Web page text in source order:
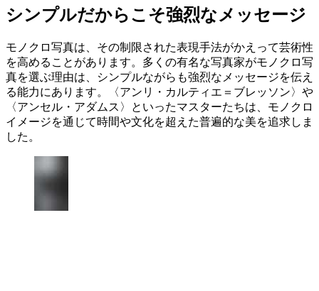
シンプルだからこそ強烈なメッセージ
モノクロ写真は、その制限された表現手法がかえって芸術性
を高めることがあります。多くの有名な写真家がモノクロ写
真を選ぶ理由は、シンプルながらも強烈なメッセージを伝え
る能力にあります。〈アンリ・カルティエ＝ブレッソン〉や
〈アンセル・アダムス〉といったマスターたちは、モノクロ
イメージを通じて時間や文化を超えた普遍的な美を追求しま
した。